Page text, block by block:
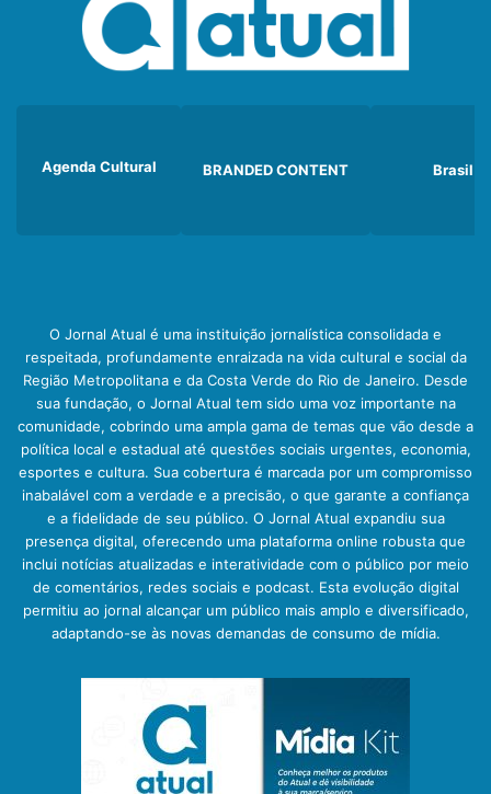
Agenda Cultural BRANDED CONTENT Brasil
O Jornal Atual é uma instituição jornalística consolidada e
respeitada, profundamente enraizada na vida cultural e social da
Região Metropolitana e da Costa Verde do Rio de Janeiro. Desde
sua fundação, o Jornal Atual tem sido uma voz importante na
comunidade, cobrindo uma ampla gama de temas que vão desde a
política local e estadual até questões sociais urgentes, economia,
esportes e cultura. Sua cobertura é marcada por um compromisso
inabalável com a verdade e a precisão, o que garante a confiança
e a fidelidade de seu público. O Jornal Atual expandiu sua
presença digital, oferecendo uma plataforma online robusta que
inclui notícias atualizadas e interatividade com o público por meio
de comentários, redes sociais e podcast. Esta evolução digital
permitiu ao jornal alcançar um público mais amplo e diversificado,
adaptando-se às novas demandas de consumo de mídia.